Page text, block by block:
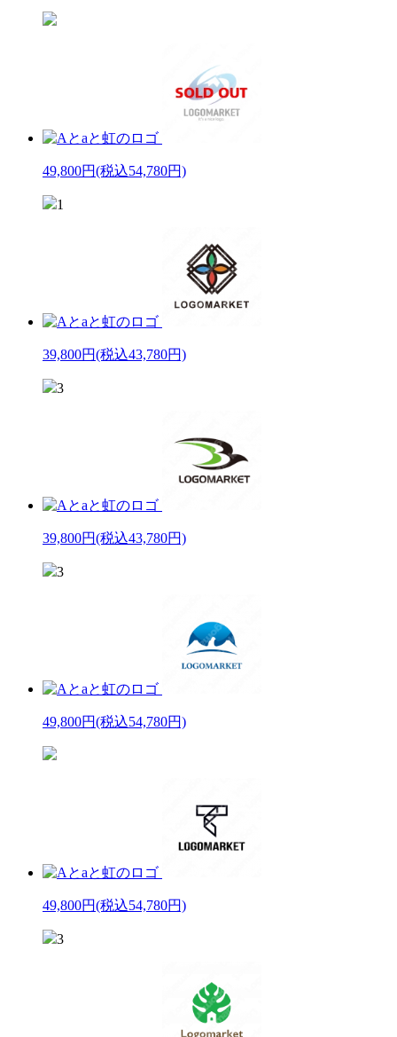
49,800円(税込54,780円)
1
39,800円(税込43,780円)
3
39,800円(税込43,780円)
3
49,800円(税込54,780円)
49,800円(税込54,780円)
3